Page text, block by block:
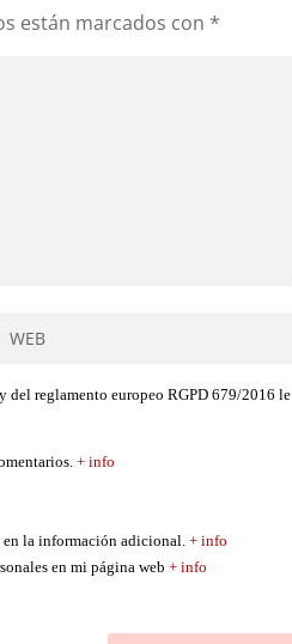
están marcados con *
del reglamento europeo RGPD 679/2016 le
+ info
en la información adicional.+ info
en mi página web+ info